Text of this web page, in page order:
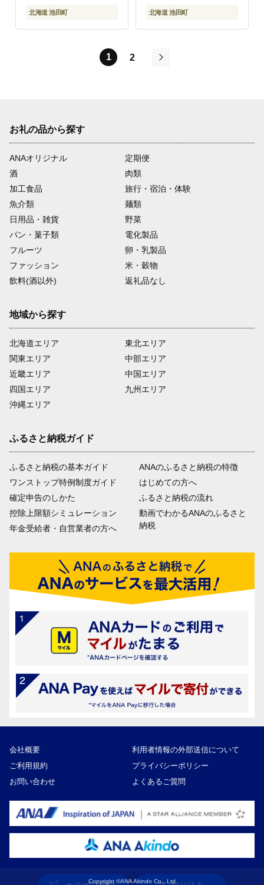
北海道 池田町 北海道 池田町
1
2
お礼の品から探す
ANAオリジナル
定期便
酒
肉類
加工食品
旅行・宿泊・体験
魚介類
麺類
日用品・雑貨
野菜
パン・菓子類
電化製品
フルーツ
卵・乳製品
ファッション
米・穀物
飲料(酒以外)
返礼品なし
地域から探す
北海道エリア
関東エリア
近畿エリア
四国エリア
沖縄エリア
東北エリア
中部エリア
中国エリア
九州エリア
ふるさと納税ガイド
ふるさと納税の基本ガイド
ワンストップ特例制度ガイド
確定申告のしかた
控除上限額シミュレーション
年金受給者・自営業者の方へ
ANAのふるさと納税の特徴
はじめての方へ
ふるさと納税の流れ
動画でわかるANAのふるさと
納税
会社概要
利用者情報の外部送信について
ご利用規約
プライバシーポリシー
お問い合わせ
よくあるご質問
Copyright ©ANA Akindo Co., Ltd